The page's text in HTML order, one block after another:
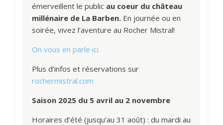
émerveillent le public au coeur du château
millénaire de La Barben. En journée ou en
soirée, vivez l’aventure au Rocher Mistral!
On vous en parle ici
Plus d’infos et réservations sur
rochermistral.com
Saison 2025 du 5 avril au 2 novembre
Horaires d’été (jusqu’au 31 août) : du mardi au